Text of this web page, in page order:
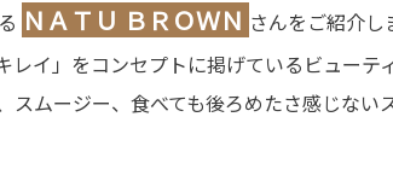
ＮＡＴＵ ＢＲＯＷＮ さんをご紹介し
レイ」をコンセプトに掲げているビューテ
ムージー、食べても後ろめたさ感じない